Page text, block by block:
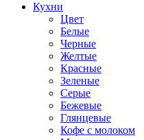
Кухни
Цвет
Белые
Черные
Желтые
Красные
Зеленые
Серые
Бежевые
Глянцевые
Кофе с молоком